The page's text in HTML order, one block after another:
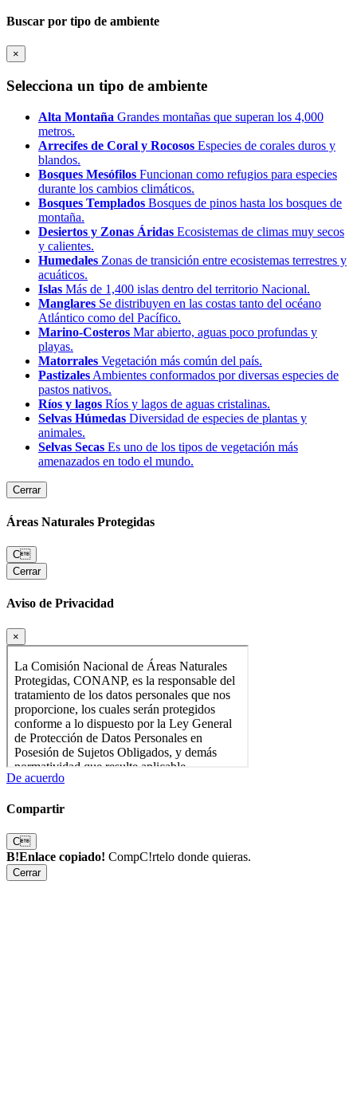
Buscar por tipo de ambiente
×
Selecciona un tipo de ambiente
Alta Montaña Grandes montañas que superan los 4,000
metros.
Arrecifes de Coral y Rocosos Especies de corales duros y
blandos.
Bosques Mesófilos Funcionan como refugios para especies
durante los cambios climáticos.
Bosques Templados Bosques de pinos hasta los bosques de
montaña.
Desiertos y Zonas Áridas Ecosistemas de climas muy secos
y calientes.
Humedales Zonas de transición entre ecosistemas terrestres y
acuáticos.
Islas Más de 1,400 islas dentro del territorio Nacional.
Manglares Se distribuyen en las costas tanto del océano
Atlántico como del Pacífico.
Marino-Costeros Mar abierto, aguas poco profundas y
playas.
Matorrales Vegetación más común del país.
Pastizales Ambientes conformados por diversas especies de
pastos nativos.
Ríos y lagos Ríos y lagos de aguas cristalinas.
Selvas Húmedas Diversidad de especies de plantas y
animales.
Selvas Secas Es uno de los tipos de vegetación más
amenazados en todo el mundo.
Cerrar
Áreas Naturales Protegidas
C
Cerrar
Aviso de Privacidad
×
De acuerdo
Compartir
C
B!Enlace copiado! CompC!rtelo donde quieras.
Cerrar